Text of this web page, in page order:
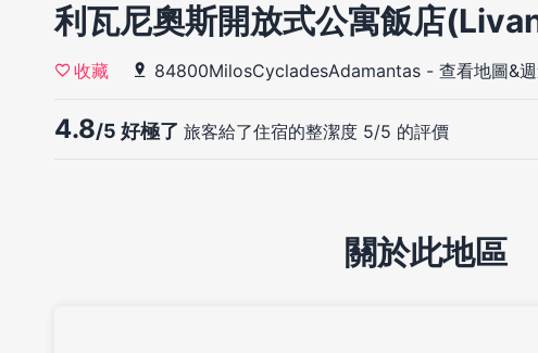
利瓦尼奧斯開放式公寓飯店
收藏 84800MilosCycladesAdamantas - 查看地圖&
4.8/5 好極了 旅客給了住宿的整潔度 5/5 的評價
關於此地區